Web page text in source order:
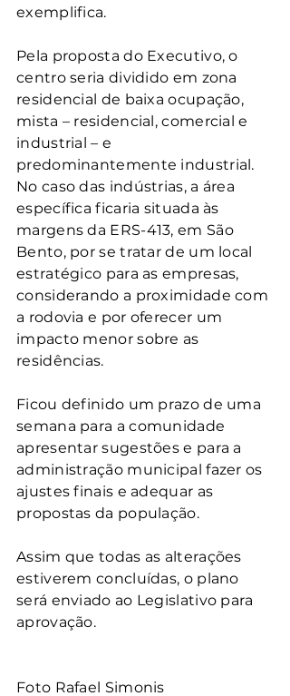
exemplifica.
Pela proposta do Executivo, o
centro seria dividido em zona
residencial de baixa ocupação,
mista – residencial, comercial e
industrial – e
predominantemente industrial.
No caso das indústrias, a área
específica ficaria situada às
margens da ERS-413, em São
Bento, por se tratar de um local
estratégico para as empresas,
considerando a proximidade com
a rodovia e por oferecer um
impacto menor sobre as
residências.
Ficou definido um prazo de uma
semana para a comunidade
apresentar sugestões e para a
administração municipal fazer os
ajustes finais e adequar as
propostas da população.
Assim que todas as alterações
estiverem concluídas, o plano
será enviado ao Legislativo para
aprovação.
Foto Rafael Simonis